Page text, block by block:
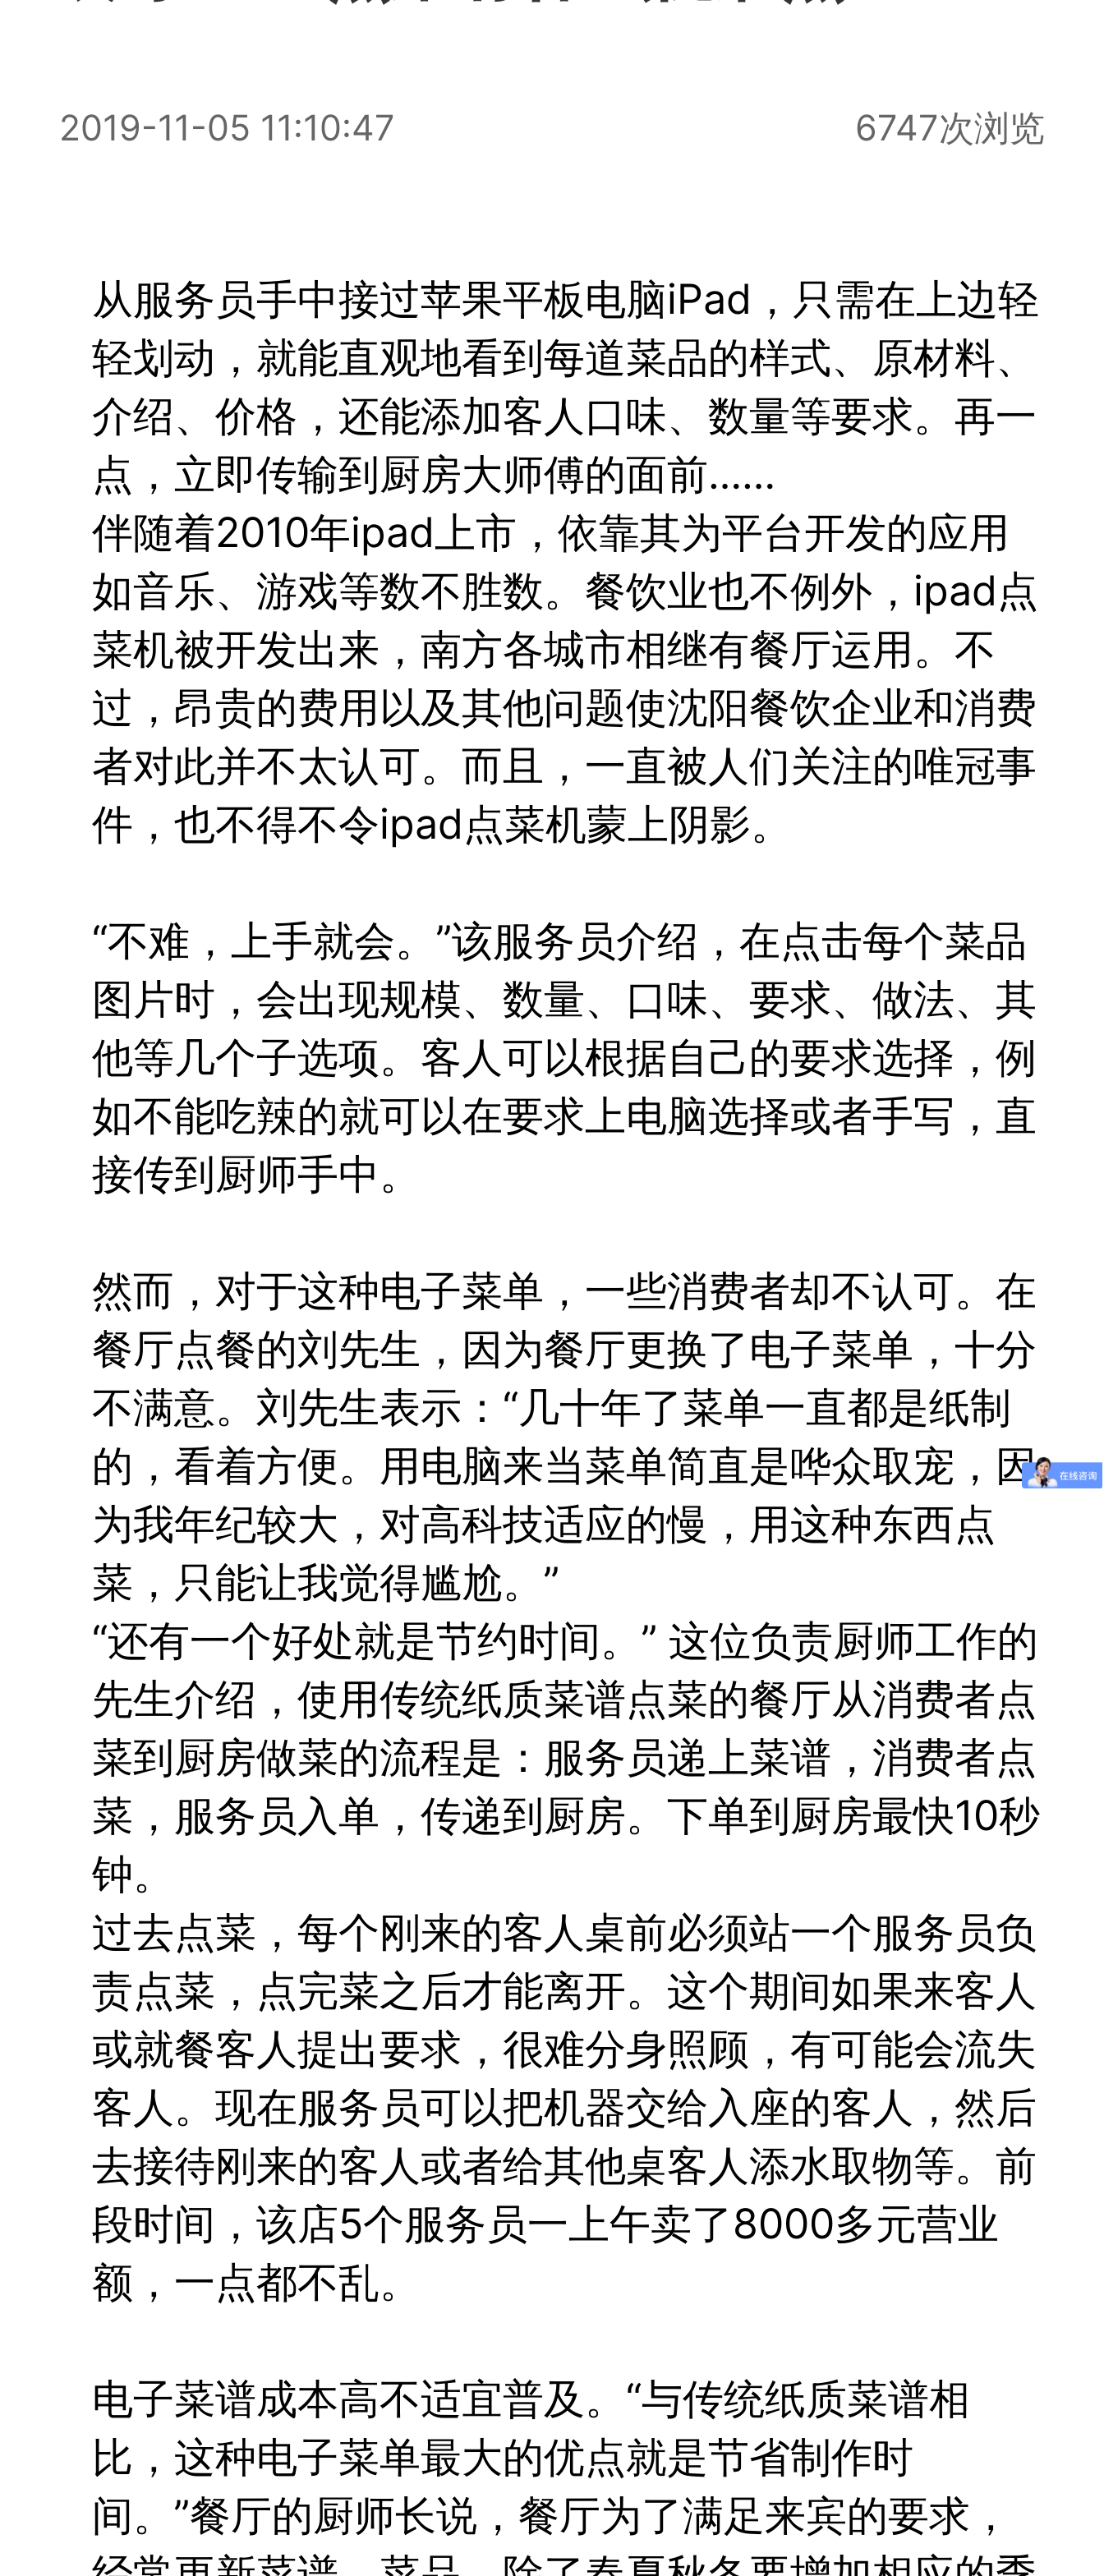
2019-11-05 11:10:47 6747次浏览
从服务员手中接过苹果平板电脑iPad，只需在上边轻
轻划动，就能直观地看到每道菜品的样式、原材料、
介绍、价格，还能添加客人口味、数量等要求。再一
点，立即传输到厨房大师傅的面前……
伴随着2010年ipad上市，依靠其为平台开发的应用
如音乐、游戏等数不胜数。餐饮业也不例外， ipad点
菜机被开发出来，南方各城市相继有餐厅运用。不
过，昂贵的费用以及其他问题使沈阳餐饮企业和消费
者对此并不太认可。而且，一直被人们关注的唯冠事
件，也不得不令ipad点菜机蒙上阴影。
“不难，上手就会。”该服务员介绍，在点击每个菜品
图片时，会出现规模、数量、口味、要求、做法、其
他等几个子选项。客人可以根据自己的要求选择，例
如不能吃辣的就可以在要求上电脑选择或者手写，直
接传到厨师手中。
然而，对于这种电子菜单，一些消费者却不认可。在
餐厅点餐的刘先生，因为餐厅更换了电子菜单，十分
不满意。刘先生表示：“几十年了菜单一直都是纸制
的，看着方便。用电脑来当菜单简直是哗众取宠，因
为我年纪较大，对高科技适应的慢，用这种东西点
菜，只能让我觉得尴尬。”
“还有一个好处就是节约时间。” 这位负责厨师工作的
先生介绍，使用传统纸质菜谱点菜的餐厅从消费者点
菜到厨房做菜的流程是：服务员递上菜谱，消费者点
菜，服务员入单，传递到厨房。下单到厨房最快10秒
钟。
过去点菜，每个刚来的客人桌前必须站一个服务员负
责点菜，点完菜之后才能离开。这个期间如果来客人
或就餐客人提出要求，很难分身照顾，有可能会流失
客人。现在服务员可以把机器交给入座的客人，然后
去接待刚来的客人或者给其他桌客人添水取物等。前
段时间，该店5个服务员一上午卖了8000多元营业
额，一点都不乱。
电子菜谱成本高不适宜普及。“与传统纸质菜谱相
比，这种电子菜单最大的优点就是节省制作时
间。”餐厅的厨师长说，餐厅为了满足来宾的要求，